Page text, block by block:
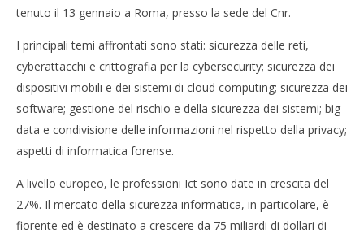
tenuto il 13 gennaio a Roma, presso la sede del Cnr.
I principali temi affrontati sono stati: sicurezza delle reti,
cyberattacchi e crittografia per la cybersecurity; sicurezza dei
dispositivi mobili e dei sistemi di cloud computing; sicurezza dei
software; gestione del rischio e della sicurezza dei sistemi; big
data e condivisione delle informazioni nel rispetto della privacy;
aspetti di informatica forense.
A livello europeo, le professioni Ict sono date in crescita del
27%. Il mercato della sicurezza informatica, in particolare, è
fiorente ed è destinato a crescere da 75 miliardi di dollari di